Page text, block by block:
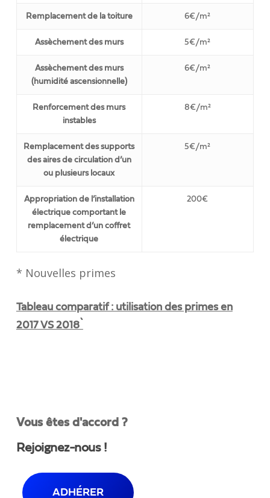
Remplacement de la toiture 6€/m²
Assèchement des murs 5€/m²
Assèchement des murs
(humidité ascensionnelle)
6€/m²
Renforcement des murs
instables
8€/m²
Remplacement des supports
des aires de circulation d’un
ou plusieurs locaux
5€/m²
Appropriation de l’installation
électrique comportant le
remplacement d’un coffret
électrique
200€
* Nouvelles primes
Tableau comparatif : utilisation des primes en
2017 VS 2018`
Vous êtes d'accord ?
Rejoignez-nous !
ADHÉRER